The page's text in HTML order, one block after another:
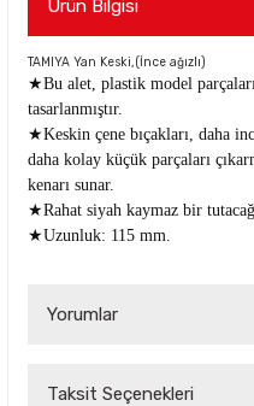
Ürün Bilgisi
TAMIYA Yan Keski,(İnce ağızlı)
★Bu alet, plastik model
tasarlanmıştır.
★Keskin çene bıçakları, daha
daha kolay küçük parçaları
kenarı sunar.
★Rahat siyah kaymaz bir
★Uzunluk: 115 mm.
Yorumlar
Taksit Seçenekleri